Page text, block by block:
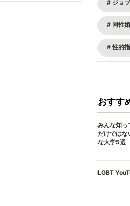
ジョ
同性婚
性的
おすす
みんな知
だけではな
な大学5選
LGBT